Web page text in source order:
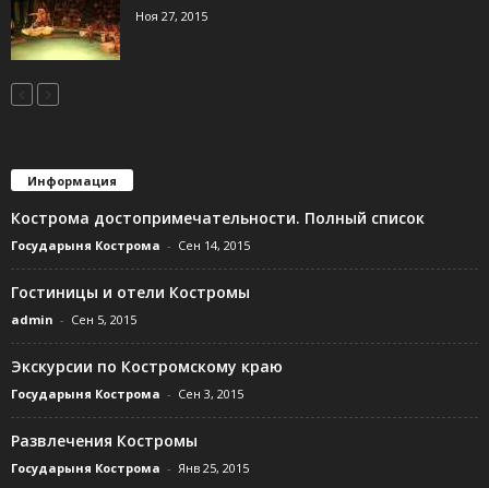
Ноя 27, 2015
Информация
Кострома достопримечательности. Полный список
Государыня Кострома - Сен 14, 2015
Гостиницы и отели Костромы
admin - Сен 5, 2015
Экскурсии по Костромскому краю
Государыня Кострома - Сен 3, 2015
Развлечения Костромы
Государыня Кострома - Янв 25, 2015